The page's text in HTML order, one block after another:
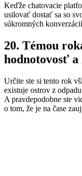
Keďže chatovacie
usilovať dostať sa so
súkromných
20. Témou
hodnotovosť
Určite ste si tento rok
existuje ostrov z
A pravdepodobne ste
o tom, že je na čase